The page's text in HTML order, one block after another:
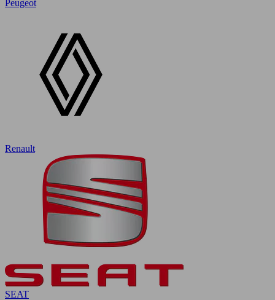
Peugeot
Renault
SEAT